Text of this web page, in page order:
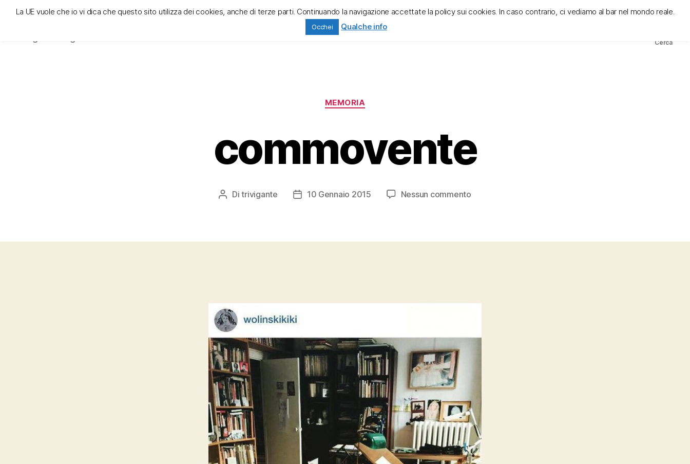
trivigante e la tregenda ciò che è stato
Cerca
Categorie
MEMORIA
commovente
Autore
Ditrivigante
Data10 Gennaio 2015 Nessun commentosu
La UE vuole che io vi dica che questo sito utilizza dei cookies, anche di terze parti. Continuando la navigazione accettate la policy sui cookies. In caso contrario, ci vediamo al bar nel mondo reale.
Occhei Qualche info